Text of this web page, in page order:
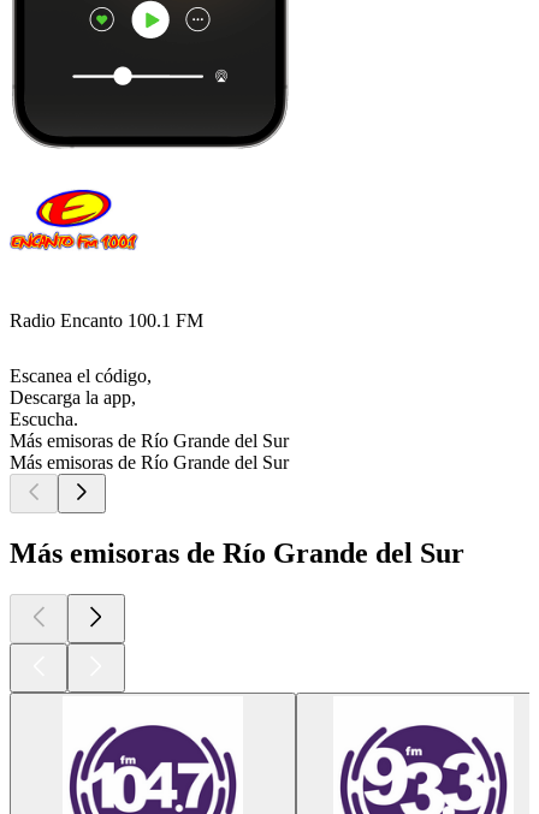
Radio Encanto 100.1 FM
Escanea el código,
Descarga la app,
Escucha.
Más emisoras de Río Grande del Sur
Más emisoras de Río Grande del Sur
Más emisoras de Río Grande del Sur